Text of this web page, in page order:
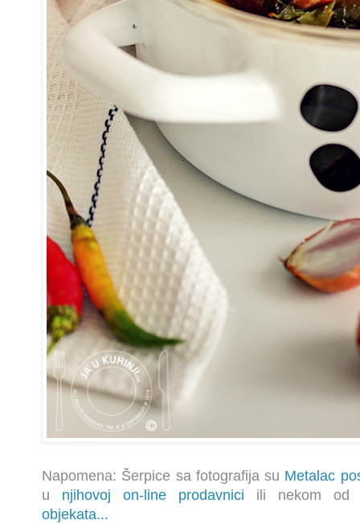
Napomena: Šerpice sa fotografija su Metalac
u njihovoj on-line prodavnici
ili nekom
objekata...